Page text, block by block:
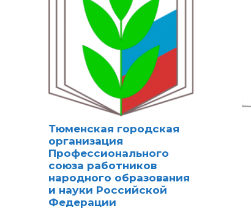
Тюменская городская
организация
Профессионального
союза работников
народного образования
и науки Российской
Федерации